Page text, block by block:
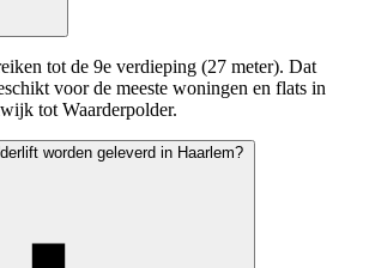
tot de 9e verdieping (27 meter). Dat
voor de meeste woningen en flats in
tot Waarderpolder.
worden geleverd in Haarlem?